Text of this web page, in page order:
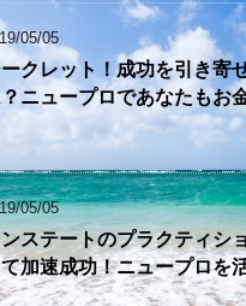
05/05
クレット！成功を引き寄
ニュープロであなたもお
05/05
ステートのプラクティシ
加速成功！ニュープロを